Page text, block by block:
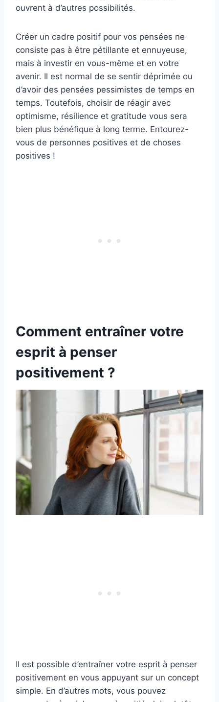
ouvrent à d’autres possibilités.
Créer un cadre positif pour vos pensées ne
consiste pas à être pétillante et ennuyeuse,
mais à investir en vous-même et en votre
avenir. Il est normal de se sentir déprimée ou
d’avoir des pensées pessimistes de temps en
temps. Toutefois, choisir de réagir avec
optimisme, résilience et gratitude vous sera
bien plus bénéfique à long terme. Entourez-
vous de personnes positives et de choses
positives !
Comment entraîner votre
esprit à penser
positivement ?
Il est possible d’entraîner votre esprit à penser
positivement en vous appuyant sur un concept
simple. En d’autres mots, vous pouvez